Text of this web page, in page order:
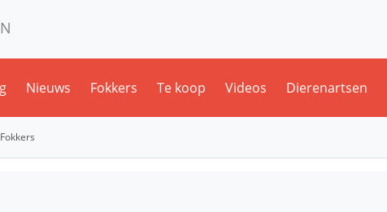
Nieuws Fokkers Te koop Videos Dierenartsen
Fokkers